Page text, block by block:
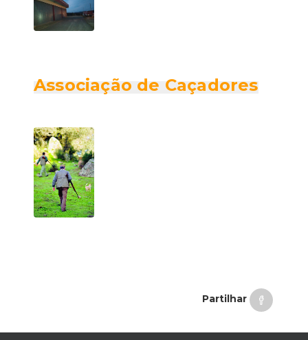
Associação de Caçadores
Partilhar